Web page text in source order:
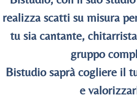
realizza scatti su misura
tu sia cantante,
gruppo
Bistudio saprà cogliere il
e